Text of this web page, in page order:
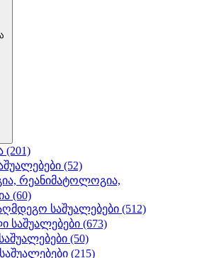
(201)
(52)
რეანიმატოლოგია,
(60)
საშუალებები (512)
საშუალებები (673)
(50)
(215)